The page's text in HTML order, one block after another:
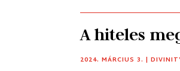
A hiteles
2024. MÁRCIUS 3. |